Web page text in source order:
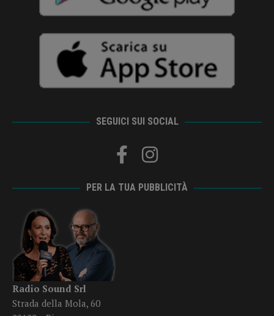
SEGUICI SUI SOCIAL
PER LA TUA PUBBLICITÀ
Radio Sound Srl
Strada della Mola, 60